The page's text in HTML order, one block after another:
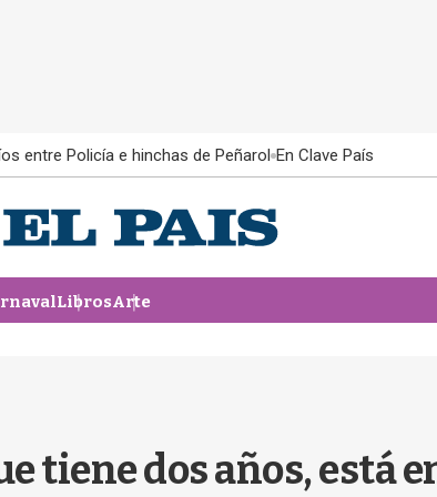
entre Policía e hinchas de Peñarol En Clave País
LibrosArte
tiene dos años, está